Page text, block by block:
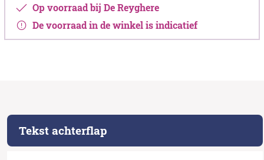
Op voorraad bij De Reyghere
De voorraad in de winkel is indicatief
Tekst achterflap